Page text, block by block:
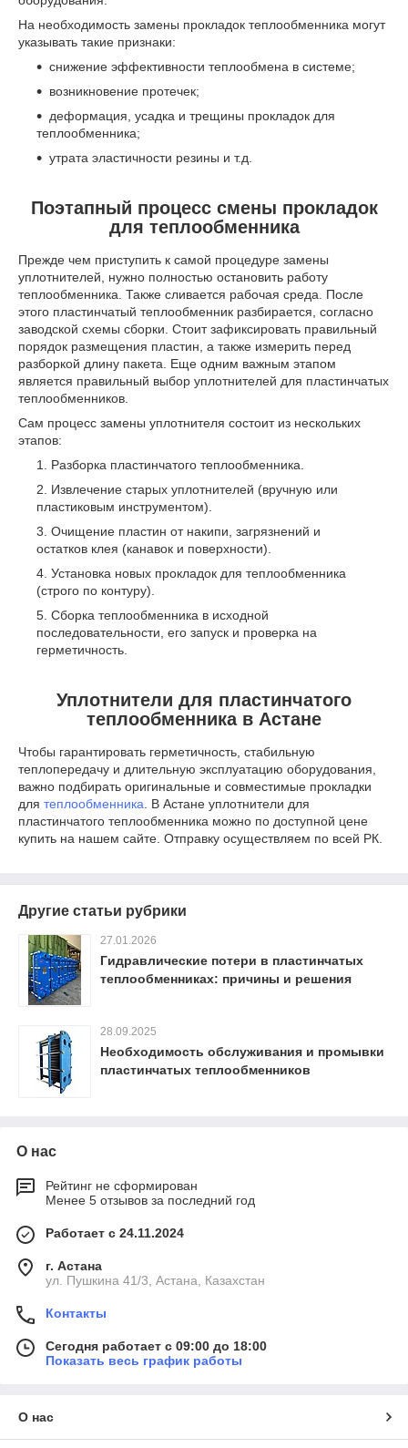
На необходимость замены прокладок теплообменника могут
указывать такие признаки:
снижение эффективности теплообмена в системе;
возникновение протечек;
деформация, усадка и трещины прокладок для
теплообменника;
утрата эластичности резины и т.д.
Поэтапный процесс смены прокладок
для теплообменника
Прежде чем приступить к самой процедуре замены
уплотнителей, нужно полностью остановить работу
теплообменника. Также сливается рабочая среда. После
этого пластинчатый теплообменник разбирается, согласно
заводской схемы сборки. Стоит зафиксировать правильный
порядок размещения пластин, а также измерить перед
разборкой длину пакета. Еще одним важным этапом
является правильный выбор уплотнителей для пластинчатых
теплообменников.
Сам процесс замены уплотнителя состоит из нескольких
этапов:
Разборка пластинчатого теплообменника.
Извлечение старых уплотнителей (вручную или
пластиковым инструментом).
Очищение пластин от накипи, загрязнений и
остатков клея (канавок и поверхности).
Установка новых прокладок для теплообменника
(строго по контуру).
Сборка теплообменника в исходной
последовательности, его запуск и проверка на
герметичность.
Уплотнители для пластинчатого
теплообменника в Астане
Чтобы гарантировать герметичность, стабильную
теплопередачу и длительную эксплуатацию оборудования,
важно подбирать оригинальные и совместимые прокладки
для теплообменника . В Астане уплотнители для
пластинчатого теплообменника можно по доступной цене
купить на нашем сайте. Отправку осуществляем по всей РК.
Другие статьи рубрики
27.01.2026
Гидравлические потери в пластинчатых
теплообменниках: причины и решения
28.09.2025
Необходимость обслуживания и промывки
пластинчатых теплообменников
О нас
Рейтинг не сформирован
Менее 5 отзывов за последний год
Работает с 24.11.2024
г. Астана
ул. Пушкина 41/3, Астана, Казахстан
Контакты
Сегодня работает с 09:00 до 18:00
Показать весь график работы
О нас